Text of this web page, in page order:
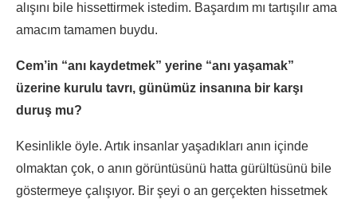
alışını bile hissettirmek istedim. Başardım mı tartışılır ama
amacım tamamen buydu.
Cem’in “anı kaydetmek” yerine “anı yaşamak”
üzerine kurulu tavrı, günümüz insanına bir karşı
duruş mu?
Kesinlikle öyle. Artık insanlar yaşadıkları anın içinde
olmaktan çok, o anın görüntüsünü hatta gürültüsünü bile
göstermeye çalışıyor. Bir şeyi o an gerçekten hissetmek